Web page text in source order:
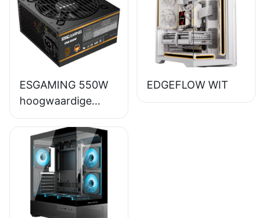
rendement en 80+
bronzen
certificering
ESB650W
ESGAMING 550W
hoogwaardige
desktop-pc-
voeding met 85%
rendement en 80+
bronzen afwerking
ESB550W
EDGEFLOW WIT